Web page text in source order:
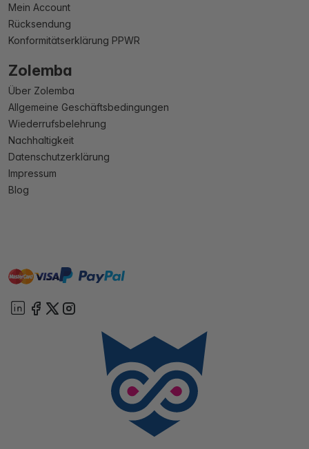
Mein Account
Rücksendung
Konformitätserklärung PPWR
Zolemba
Über Zolemba
Allgemeine Geschäftsbedingungen
Wiederrufsbelehrung
Nachhaltigkeit
Datenschutzerklärung
Impressum
Blog
mastervisa paypal